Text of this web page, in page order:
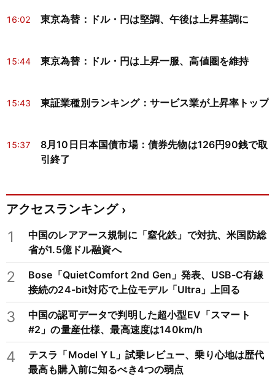
16:02 東京為替：ドル・円は堅調、午後は上昇基調に
15:44 東京為替：ドル・円は上昇一服、高値圏を維持
15:43 東証業種別ランキング：サービス業が上昇率トップ
15:37
8月10日日本国債市場：債券先物は126円90銭で取
引終了
アクセスランキング
1
中国のレアアース規制に「窒化鉄」で対抗、米国防総
省が1.5億ドル融資へ
2
Bose「QuietComfort 2nd Gen」発表、USB-C有線
接続の24-bit対応で上位モデル「Ultra」上回る
3
中国の認可データで判明した超小型EV「スマート
#2」の量産仕様、最高速度は140km/h
4
テスラ「Model Y L」試乗レビュー、乗り心地は歴代
最高も購入前に知るべき4つの弱点